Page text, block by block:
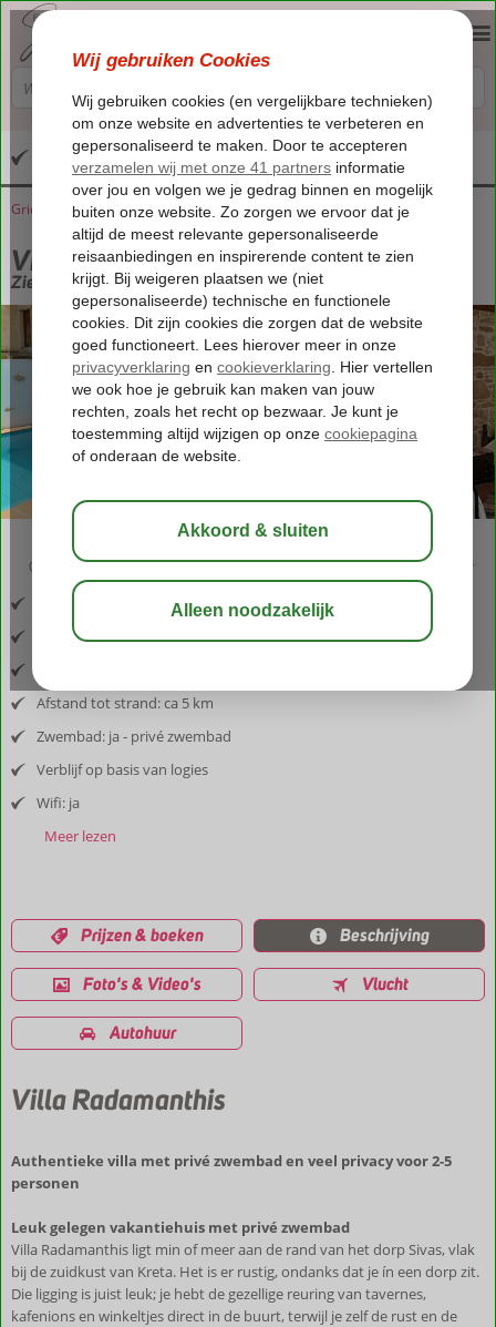
Altijd inclusief huurauto
Home
Griekenland Kreta Sivas Villa Radamanthis
Villa Radamanthis
Zie beschrijving-Villa
03:30 aug 29°C delen bewaar
Inclusief vlucht en huurauto
Afstand luchthaven: heraklion ca 60 km
Afstand tot strand: ca 5 km
Zwembad: ja - privé zwembad
Verblijf op basis van logies
Wifi: ja
Meer lezen
Prijzen & boeken Beschrijving
Foto's & Video's Vlucht
Autohuur
Villa Radamanthis
Authentieke villa met privé zwembad en veel privacy voor 2-5
personen
Leuk gelegen vakantiehuis met privé zwembad
Villa Radamanthis ligt min of meer aan de rand van het dorp Sivas, vlak
bij de zuidkust van Kreta. Het is er rustig, ondanks dat je ín een dorp zit.
Die ligging is juist leuk; je hebt de gezellige reuring van tavernes,
kafenions en winkeltjes direct in de buurt, terwijl je zelf de rust en de